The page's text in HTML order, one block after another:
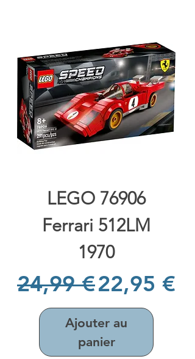
LEGO 76906
Ferrari 512LM
1970
Prix original
24,99 €Prix
22,95 €
Ajouter au
panier